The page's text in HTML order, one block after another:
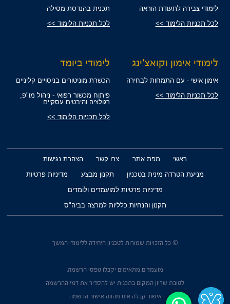
לימודי צבירה לתעודת הוראה
לכל תכניות הלימוד >>
תכנית בהנדסת מסילה
לכל תכניות הלימוד >>
לימודי אימון וקואצ'ינג
אימון אישי - עם התמחות לבחירה
לכל תכניות הלימוד >>
לימודי ביומד
הכשרת מוניטורים בניסויים קליניים
פיתוח מכשור רפואי - ניהול מו"פ,
רגולציה והיבטים עסקיים
לכל תכניות הלימוד >>
ראשי מפת אתר צרו קשר
הצהרת נגישות
מניעת הטרדה מינית בטכניון
תקנון מבצע
מדיניות פרטיות
מדיניות פרטיות למועמדים ולומדים
תקנון והנחיות כלליות למרצה בביה"ס
© כל הזכויות שמורות לטכניון היחידה ללימודי המשך
מועמדים מתאימים יקבלו טפסי הרשמה.
לטובת שריון המקום בתכנית יש להסדיר את דמי ההרשמה
אישור קבלה אינו מהווה אישור הרשמה.